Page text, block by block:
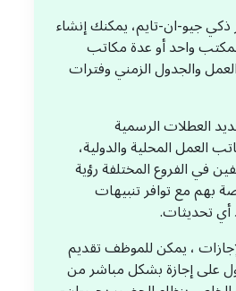
جيو-ان-تايم، يمكنك إنشاء
واحد أو عدة مكاتب
والجدول الزمني وفترات
العطلات الرسمية
العمل المحلية والدولية،
في الفروع المختلفة رؤية
بهم مع توافر تنبيهات
تحديثات.
، يمكن للموظف تقديم
إجازة بشكل مباشر من